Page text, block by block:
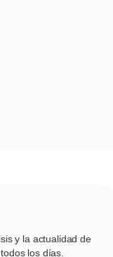
y la actualidad de
los días.